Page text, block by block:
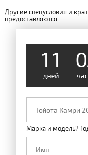
Другие спецусловия и
предоставляются.
1 1 0
Марка и модель?